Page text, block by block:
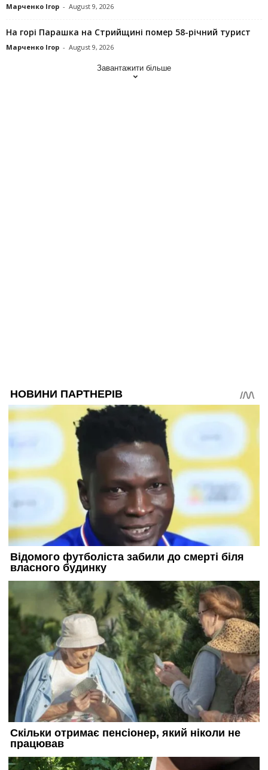
Марченко Ігор - August 9, 2026
На горі Парашка на Стрийщині помер 58-річний турист
Марченко Ігор - August 9, 2026
Завантажити більше